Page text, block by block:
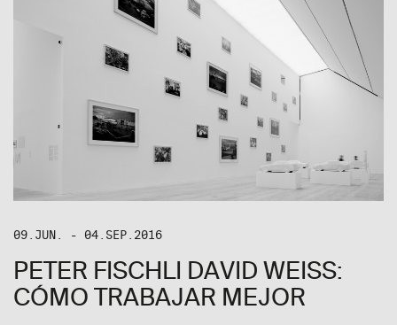
09.JUN. - 04.SEP.2016
PETER FISCHLI DAVID WEISS:
CÓMO TRABAJAR MEJOR